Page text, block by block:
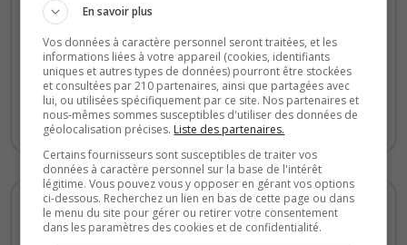
Ambiance
Disponibilité
Super expérience roleplay je recommande
à fond ce serveur
Tigrou00
5/5
En savoir plus
Vos données à caractère personnel seront traitées, et les
informations liées à votre appareil (cookies, identifiants
uniques et autres types de données) pourront être stockées
et consultées par 210 partenaires, ainsi que partagées avec
lui, ou utilisées spécifiquement par ce site. Nos partenaires et
nous-mêmes sommes susceptibles d'utiliser des données de
géolocalisation précises. Liste des partenaires.
Certains fournisseurs sont susceptibles de traiter vos
données à caractère personnel sur la base de l'intérêt
légitime. Vous pouvez vous y opposer en gérant vos options
ci-dessous. Recherchez un lien en bas de cette page ou dans
le menu du site pour gérer ou retirer votre consentement
dans les paramètres des cookies et de confidentialité.